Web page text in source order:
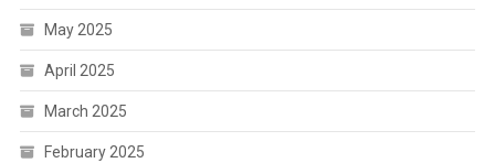
May 2025
April 2025
March 2025
February 2025